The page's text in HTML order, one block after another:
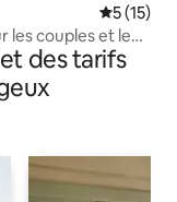
5 (15)
les couples et le
des tarifs